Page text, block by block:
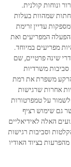
ונוחות קולנית.
שמהוות בעלות
עדיין זרימת
המפריעים ואת
מפריעים במיוחד.
שינה פרטיים, שם
משרדיות
משפרת את רמת
אחרות שרגישות
על טמפרטורות
גם שימוש רציף
האלה לאידיאליים
וסביבות רגישות
בציוד האודיו